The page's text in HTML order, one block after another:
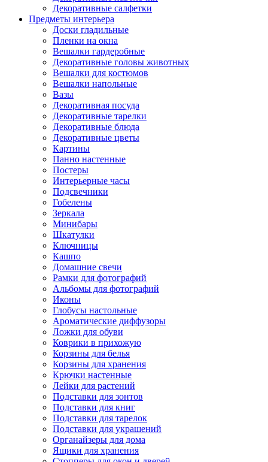
Декоративные салфетки
Предметы интерьера
Доски гладильные
Пленки на окна
Вешалки гардеробные
Декоративные головы животных
Вешалки для костюмов
Вешалки напольные
Вазы
Декоративная посуда
Декоративные тарелки
Декоративные блюда
Декоративные цветы
Картины
Панно настенные
Постеры
Интерьерные часы
Подсвечники
Гобелены
Зеркала
Минибары
Шкатулки
Ключницы
Кашпо
Домашние свечи
Рамки для фотографий
Альбомы для фотографий
Иконы
Глобусы настольные
Ароматические диффузоры
Ложки для обуви
Коврики в прихожую
Корзины для белья
Корзины для хранения
Крючки настенные
Лейки для растений
Подставки для зонтов
Подставки для книг
Подставки для тарелок
Подставки для украшений
Органайзеры для дома
Ящики для хранения